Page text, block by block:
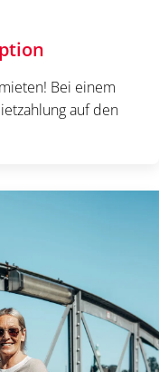
Bei einem
auf den